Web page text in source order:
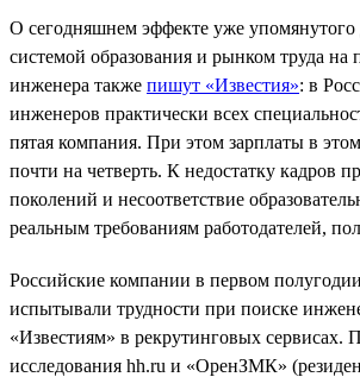
О сегодняшнем эффекте уже упомянутого
системой образования и рынком труда на
инженера также пишут «Известия»: в
инженеров практически всех
пятая компания. При этом зарплаты в
почти на четверть. К недостатку кадров
поколений и несоответствие
реальным требованиям работодателей,
Российские компании в первом
испытывали трудности при поиске
«Известиям» в рекрутинговых сервисах.
исследования hh.ru и «ОренЗМК»